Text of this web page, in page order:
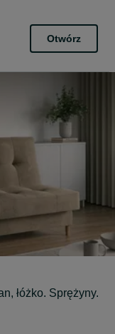
Otwórz
łóżko. Sprężyny.